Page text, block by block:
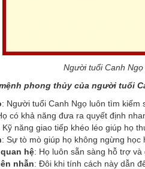
Người tuổi Canh
phong thủy của người tuổi
: Người tuổi Canh Ngọ luôn tìm kiếm
có khả năng đưa ra quyết định
Kỹ năng giao tiếp khéo léo giúp họ
: Sự tò mò giúp họ không ngừng học
hệ: Họ luôn sẵn sàng hỗ trợ
nhẫn: Đôi khi tính cách này dẫn